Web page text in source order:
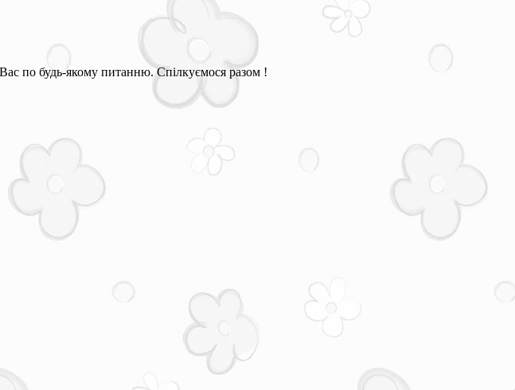
по будь-якому питанню. Спілкуємося разом !